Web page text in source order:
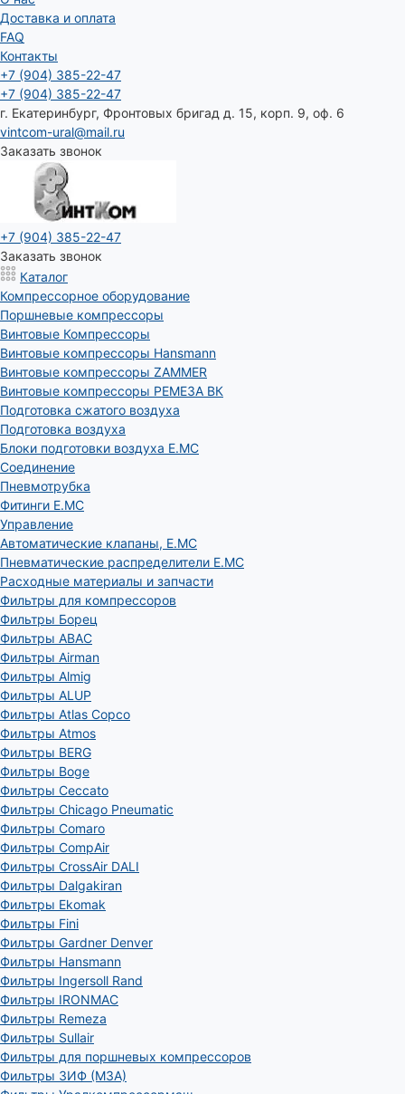
Доставка и оплата
FAQ
Контакты
+7 (904) 385-22-47
+7 (904) 385-22-47
г. Екатеринбург, Фронтовых бригад д. 15, корп. 9, оф. 6
vintcom-ural@mail.ru
Заказать звонок
+7 (904) 385-22-47
Заказать звонок
Каталог
Компрессорное оборудование
Поршневые компрессоры
Винтовые Компрессоры
Винтовые компрессоры Hansmann
Винтовые компрессоры ZAMMER
Винтовые компрессоры РЕМЕЗА ВК
Подготовка сжатого воздуха
Подготовка воздуха
Блоки подготовки воздуха E.MC
Соединение
Пневмотрубка
Фитинги E.MC
Управление
Автоматические клапаны, Е.МС
Пневматические распределители E.MC
Расходные материалы и запчасти
Фильтры для компрессоров
Фильтры Борец
Фильтры ABAC
Фильтры Airman
Фильтры Almig
Фильтры ALUP
Фильтры Atlas Copco
Фильтры Atmos
Фильтры BERG
Фильтры Boge
Фильтры Ceccato
Фильтры Chicago Pneumatic
Фильтры Comaro
Фильтры CompAir
Фильтры CrossAir DALI
Фильтры Dalgakiran
Фильтры Ekomak
Фильтры Fini
Фильтры Gardner Denver
Фильтры Hansmann
Фильтры Ingersoll Rand
Фильтры IRONMAC
Фильтры Remeza
Фильтры Sullair
Фильтры для поршневых компрессоров
Фильтры ЗИФ (МЗА)